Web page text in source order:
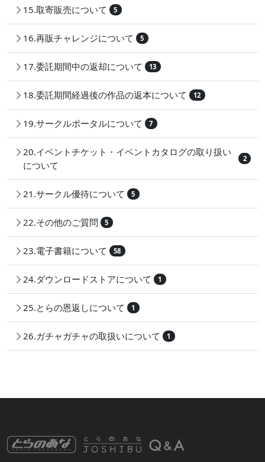
15.取寄販売について 5
16.再販チャレンジについて 5
17.委託期間中の返却について 13
18.委託期間経過後の作品の返本について 12
19.サークルポータルについて 7
20.イベントチケット・イベントカタログの取り扱い
について
2
21.サークル優待について 5
22.その他のご質問 5
23.電子書籍について 58
24.ダウンロードストアについて 1
25.とらの恩返しについて 1
26.ガチャガチャの取扱いについて 1